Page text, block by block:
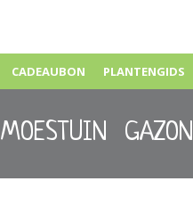
CADEAUBON PLANTENGIDS
MOESTUIN GAZON